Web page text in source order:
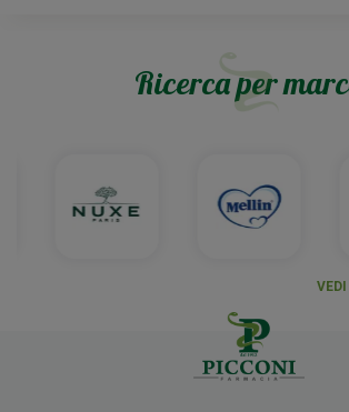
Ricerca per